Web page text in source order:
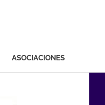
ASOCIACIONES